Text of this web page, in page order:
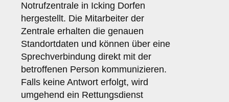
Notrufzentrale in Icking Dorfen
hergestellt. Die Mitarbeiter der
Zentrale erhalten die genauen
Standortdaten und können über eine
Sprechverbindung direkt mit der
betroffenen Person kommunizieren.
Falls keine Antwort erfolgt, wird
umgehend ein Rettungsdienst